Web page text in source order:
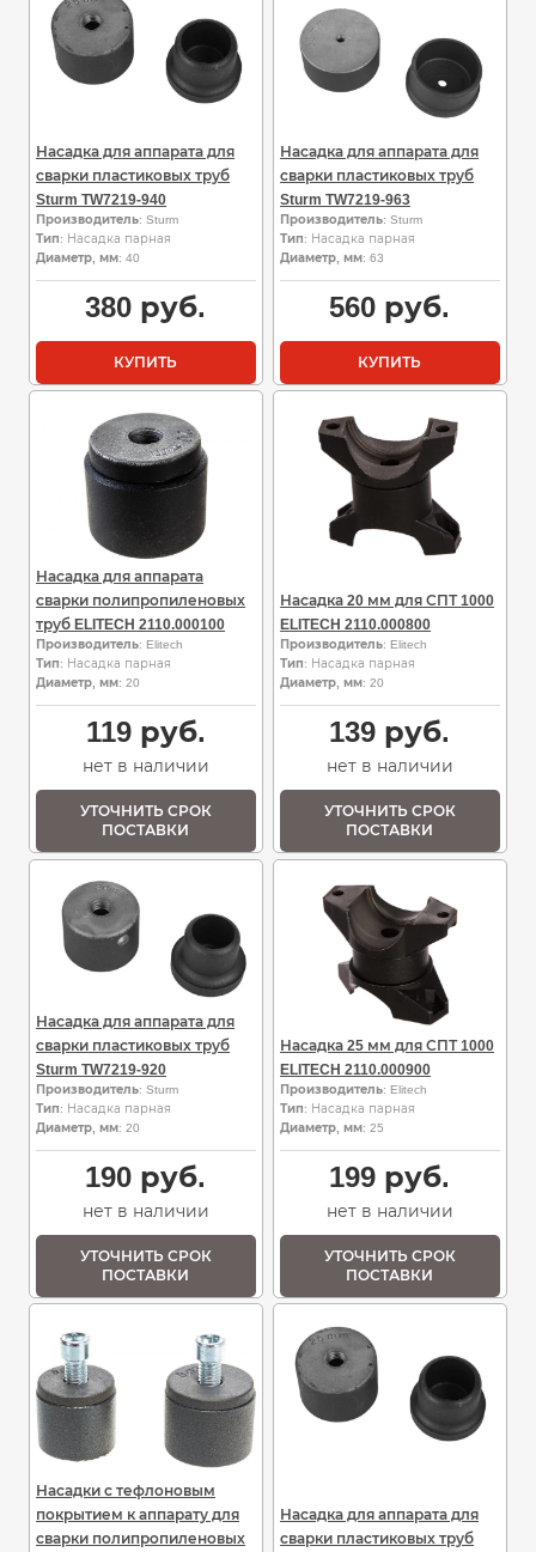
Насадка для аппарата для
сварки пластиковых труб
Sturm TW7219-940
Производитель: Sturm
Тип: Насадка парная
Диаметр, мм: 40
380 руб.
КУПИТЬ
Насадка для аппарата для
сварки пластиковых труб
Sturm TW7219-963
Производитель: Sturm
Тип: Насадка парная
Диаметр, мм: 63
560 руб.
КУПИТЬ
Насадка для аппарата
сварки полипропиленовых
труб ELITECH 2110.000100
Производитель: Elitech
Тип: Насадка парная
Диаметр, мм: 20
119руб.
нет в наличии
УТОЧНИТЬ СРОК
ПОСТАВКИ
Насадка 20 мм для СПТ 1000
ELITECH 2110.000800
Производитель: Elitech
Тип: Насадка парная
Диаметр, мм: 20
139 руб.
нет в наличии
УТОЧНИТЬ СРОК
ПОСТАВКИ
Насадка для аппарата для
сварки пластиковых труб
Sturm TW7219-920
Производитель: Sturm
Тип: Насадка парная
Диаметр, мм: 20
190 руб.
нет в наличии
УТОЧНИТЬ СРОК
ПОСТАВКИ
Насадка 25 мм для СПТ 1000
ELITECH 2110.000900
Производитель: Elitech
Тип: Насадка парная
Диаметр, мм: 25
199 руб.
нет в наличии
УТОЧНИТЬ СРОК
ПОСТАВКИ
Насадки с тефлоновым
покрытием к аппарату для
сварки полипропиленовых
Насадка для аппарата для
сварки пластиковых труб